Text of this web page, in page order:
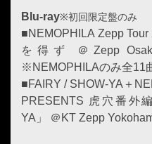
Blu-ray※初回限定盤のみ
■NEMOPHILA Zepp
を得ず ＠Zepp
※NEMOPHILAのみ全11
■FAIRY / SHOW-YA＋
PRESENTS 虎穴番外
YA」 ＠KT Zepp